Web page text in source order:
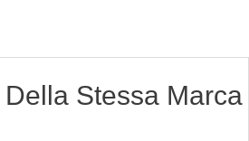
Stessa Marca